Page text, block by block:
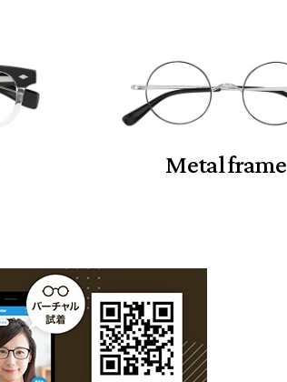
Metal frame